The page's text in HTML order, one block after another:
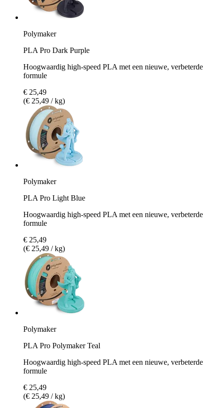
Polymaker
PLA Pro Dark Purple
Hoogwaardig high-speed PLA met een nieuwe, verbeterde
formule
€ 25,49
(€ 25,49 / kg)
Polymaker
PLA Pro Light Blue
Hoogwaardig high-speed PLA met een nieuwe, verbeterde
formule
€ 25,49
(€ 25,49 / kg)
Polymaker
PLA Pro Polymaker Teal
Hoogwaardig high-speed PLA met een nieuwe, verbeterde
formule
€ 25,49
(€ 25,49 / kg)